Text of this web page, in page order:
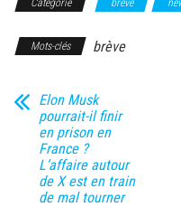
Catégorie brève
Mots-clés brève
Elon Musk
pourrait-il finir
en prison en
France ?
L’affaire autour
de X est en train
de mal tourner